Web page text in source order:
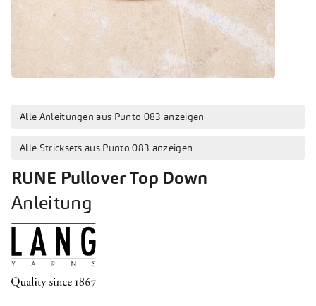
Alle Anleitungen aus Punto 083 anzeigen
Alle Stricksets aus Punto 083 anzeigen
RUNE Pullover Top Down
Anleitung